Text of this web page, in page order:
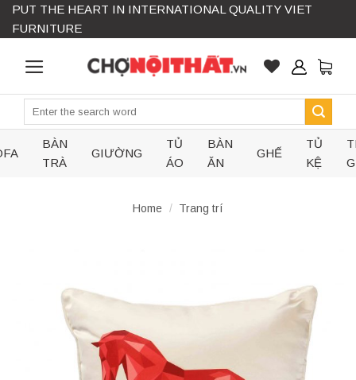
Skip
PUT THE HEART IN INTERNATIONAL QUALITY VIET
FURNITURE
Search
BÀN
TRÀ
GIƯỜNG
TỦ
ÁO
BÀN
ĂN
GHẾ
TỦ
KỆ
Home / Trang trí